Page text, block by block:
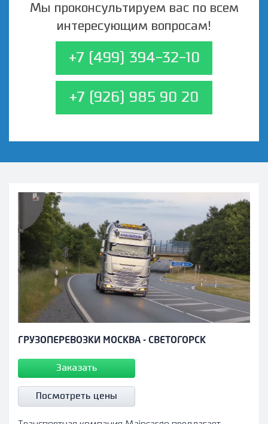
Мы проконсультируем вас по всем
интересующим вопросам!
+7 (499) 394-32-10
+7 (926) 985 90 20
ГРУЗОПЕРЕВОЗКИ МОСКВА - СВЕТОГОРСК
Заказать
Посмотреть цены